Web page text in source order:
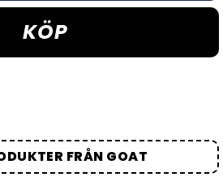
KÖP
FRÅN GOAT